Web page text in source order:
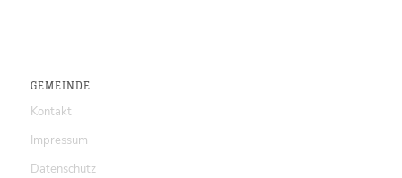
GEMEINDE
Kontakt
Impressum
Datenschutz